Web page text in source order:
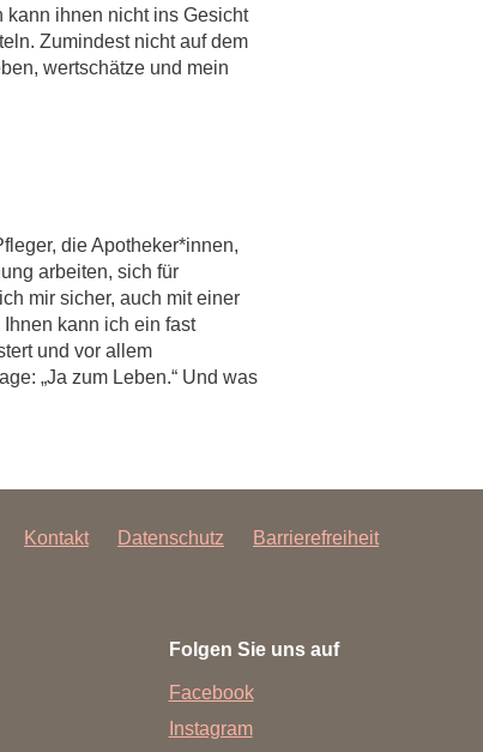
kann ihnen nicht ins Gesicht
Zumindest nicht auf dem
wertschätze und mein
die Apotheker*innen,
arbeiten, sich für
mir sicher, auch mit einer
kann ich ein fast
und vor allem
„Ja zum Leben.“ Und was
Kontakt Datenschutz Barrierefreiheit
Folgen Sie uns auf
Facebook
Instagram